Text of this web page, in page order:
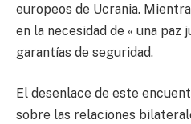
europeos de Ucrania.
en la necesidad de « una paz
garantías de seguridad.
El desenlace de este
sobre las relaciones